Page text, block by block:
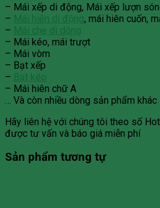
– Mái xếp di động, Mái xếp lượn
– Mái hiên di động, mái hiên cuốn,
– Mái che di dộng
– Mái kéo, mái trượt
– Mái vòm
– Bạt xếp
– Bạt kéo
– Mái hiên chữ A
… Và còn nhiều dòng sản phẩm khác
Hãy liên hệ với chúng tôi theo số
được tư vấn và báo giá miễn phí
Sản phẩm tương tự